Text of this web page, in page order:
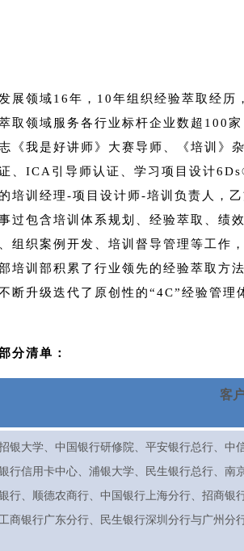
展领域16年，10年组织经验萃取经历
取领域服务各行业标杆企业数超100
《我是好讲师》大赛导师、《培训》
、ICA引导师认证、学习项目设计
培训经理-项目设计师-培训负责人，
过包含培训体系规划、经验萃取、绩
组织案例开发、培训督导管理等工作
培训部积累了行业领先的经验萃取方
断升级迭代了原创性的“4C”经验管理
分清单：
客
银大学、中国银行研修院、平安银行总行、中
行信用卡中心、浦银大学、民生银行总行、南
行、顺德农商行、中国银行上海分行、招商银
工商银行广东分行、民生银行深圳分行与广州分